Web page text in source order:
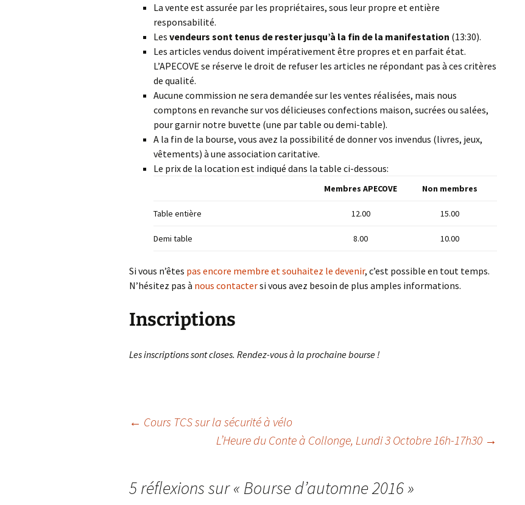
La vente est assurée par les propriétaires, sous leur propre et entière
responsabilité.
Les vendeurs sont tenus de rester jusqu’à la fin de la manifestation (13:30).
Les articles vendus doivent impérativement être propres et en parfait état.
L’APECOVE se réserve le droit de refuser les articles ne répondant pas à ces critères
de qualité.
Aucune commission ne sera demandée sur les ventes réalisées, mais nous
comptons en revanche sur vos délicieuses confections maison, sucrées ou salées,
pour garnir notre buvette (une par table ou demi-table).
A la fin de la bourse, vous avez la possibilité de donner vos invendus (livres, jeux,
vêtements) à une association caritative.
Le prix de la location est indiqué dans la table ci-dessous:
Membres APECOVE Non membres
Table entière 12.00 15.00
Demi table 8.00 10.00
Si vous n’êtes pas encore membre et souhaitez le devenir, c’est possible en tout temps.
N’hésitez pas à nous contactersi vous avez besoin de plus amples informations.
Inscriptions
Les inscriptions sont closes. Rendez-vous à la prochaine bourse !
Navigation
← Cours TCS sur la sécurité à vélo
L’Heure du Conte à Collonge, Lundi 3 Octobre 16h-17h30 →
5 réflexions sur « Bourse d’automne 2016»